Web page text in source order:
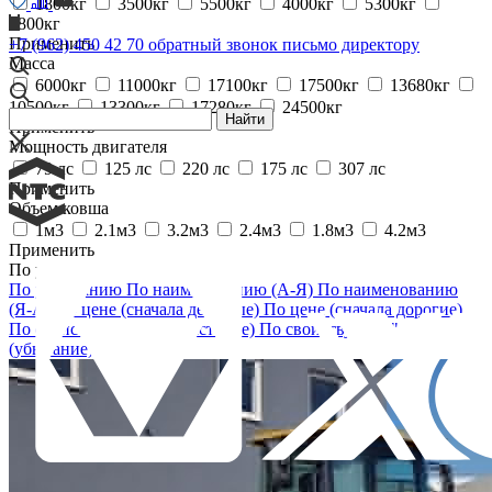
+7 (962) 450 42 70 обратный звонок письмо директору
Найти
7800кг
Применить
Масса
6000кг
11000кг 17100кг 17500кг
13680кг
10500кг
13300кг 17280кг
24500кг
Применить
Мощность двигателя
79 лс
125 лс 220 лс 175 лс
307 лс
Применить
Объем ковша
1м3
2.1м3 3.2м3 2.4м3 1.8м3
4.2м3
Применить
По умолчанию
По умолчанию По наименованию (А-Я) По наименованию
(Я-А)
По цене (сначала дешёвые) По цене (сначала дорогие)
По свойству "Б/У" (возрастание) По свойству "Б/У"
(убывание)